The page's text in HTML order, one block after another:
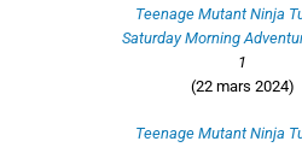
Teenage Mutant Ninja
Saturday Morning
1
(22 mars 2024)
Teenage Mutant Ninja